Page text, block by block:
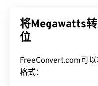
将Megawatts
位
FreeConvert.com可
格式：